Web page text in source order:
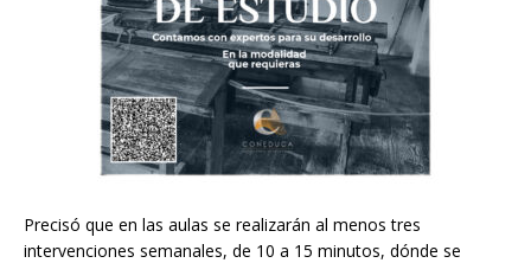
Precisó que en las aulas se realizarán al menos tres
intervenciones semanales, de 10 a 15 minutos, dónde se